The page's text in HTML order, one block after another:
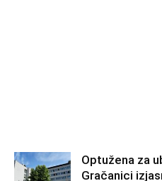
Optužena za
Gračanici